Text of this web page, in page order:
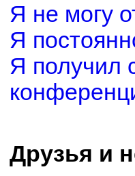
Я не могу
Я
Я получил
Друзья и